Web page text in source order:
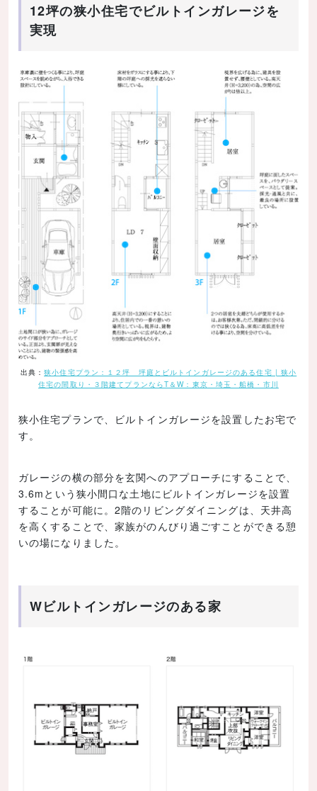
12坪の狭小住宅でビルトインガレージを
実現
出典：狭小住宅プラン：１２坪 坪庭とビルトインガレージのある住宅 | 狭小
住宅の間取り・３階建てプランならT＆W：東京・埼玉・船橋・市川
狭小住宅プランで、ビルトインガレージを設置したお宅で
す。
ガレージの横の部分を玄関へのアプローチにすることで、
3.6mという狭小間口な土地にビルトインガレージを設置
することが可能に。2階のリビングダイニングは、天井高
を高くすることで、家族がのんびり過ごすことができる憩
いの場になりました。
Wビルトインガレージのある家